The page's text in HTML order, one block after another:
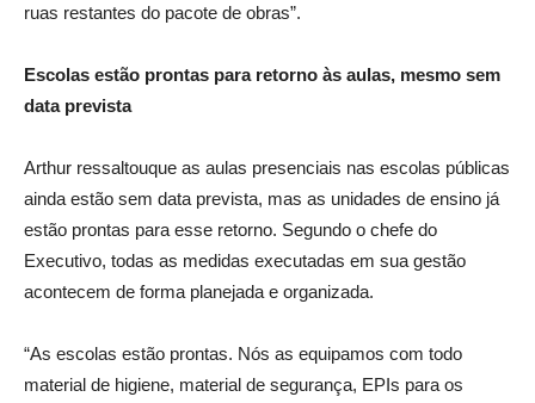
ruas restantes do pacote de obras”.
Escolas estão prontas para retorno às aulas, mesmo sem
data prevista
Arthur ressaltouque as aulas presenciais nas escolas públicas
ainda estão sem data prevista, mas as unidades de ensino já
estão prontas para esse retorno. Segundo o chefe do
Executivo, todas as medidas executadas em sua gestão
acontecem de forma planejada e organizada.
“As escolas estão prontas. Nós as equipamos com todo
material de higiene, material de segurança, EPIs para os